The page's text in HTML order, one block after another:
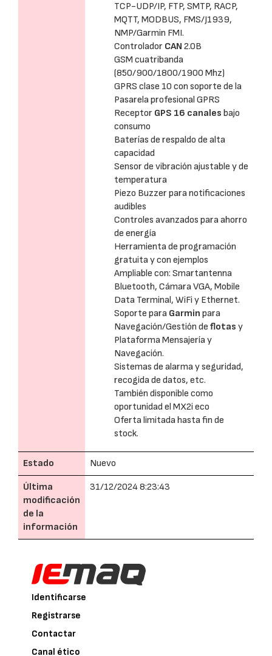
TCP-UDP/IP, FTP, SMTP, RACP,
MQTT, MODBUS, FMS/J1939,
NMP/Garmin FMI.
Controlador CAN 2.0B
GSM cuatribanda
(850/900/1800/1900 Mhz)
GPRS clase 10 con soporte de la
Pasarela profesional GPRS
Receptor GPS 16 canales bajo
consumo
Baterías de respaldo de alta
capacidad
Sensor de vibración ajustable y de
temperatura
Piezo Buzzer para notificaciones
audibles
Controles avanzados para ahorro
de energía
Herramienta de programación
gratuita y con ejemplos
Ampliable con: Smartantenna
Bluetooth, Cámara VGA, Mobile
Data Terminal, WiFi y Ethernet.
Soporte para Garmin para
Navegación/Gestión de flotas y
Plataforma Mensajería y
Navegación.
Sistemas de alarma y seguridad,
recogida de datos, etc.
También disponible como
oportunidad el MX2i eco
Oferta limitada hasta fin de
stock.
Estado Nuevo
Última
modificación
de la
información
31/12/2024 8:23:43
Identificarse
Registrarse
Contactar
Canal ético